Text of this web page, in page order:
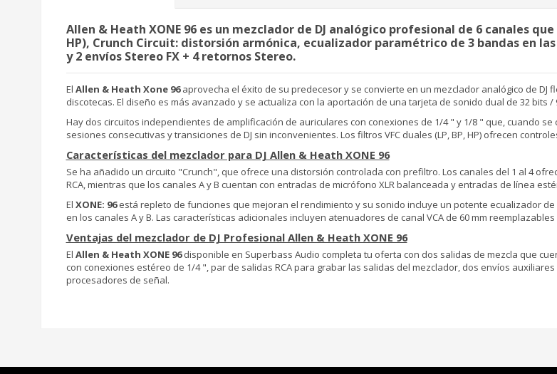
Allen & Heath XONE 96es un mezclador de DJ analógico profesional de 6 canales que
HP), Crunch Circuit: distorsión armónica, ecualizador paramétrico de 3 bandas en
y 2 envíos Stereo FX + 4 retornos Stereo.
El Allen & Heath Xone 96aprovecha el éxito de su predecesor y se convierte en un mezclador analógico de
discotecas. El diseño es más avanzado y se actualiza con la aportación de una tarjeta de sonido dual de 32 bits /
Hay dos circuitos independientes de amplificación de auriculares con conexiones de 1/4 " y 1/8 " que, cuando
sesiones consecutivas y transiciones de DJ sin inconvenientes. Los filtros VFC duales (LP, BP, HP) ofrecen
Características del mezclador para DJ Allen & Heath XONE 96
Se ha añadido un circuito "Crunch", que ofrece una distorsión controlada con prefiltro. Los canales del 1 al 4
RCA, mientras que los canales A y B cuentan con entradas de micrófono XLR balanceada y entradas de línea
El XONE: 96está repleto de funciones que mejoran el rendimiento y su sonido incluye un potente ecualizador
en los canales A y B. Las características adicionales incluyen atenuadores de canal VCA de 60 mm
Ventajas del mezclador de DJ Profesional Allen & Heath XONE 96
El Allen & Heath XONE 96disponible en Superbass Audio completa tu oferta con dos salidas de mezcla que
con conexiones estéreo de 1/4 ", par de salidas RCA para grabar las salidas del mezclador, dos envíos
procesadores de señal.
Viene con cierre de cremallera de agarre fácil para candado.